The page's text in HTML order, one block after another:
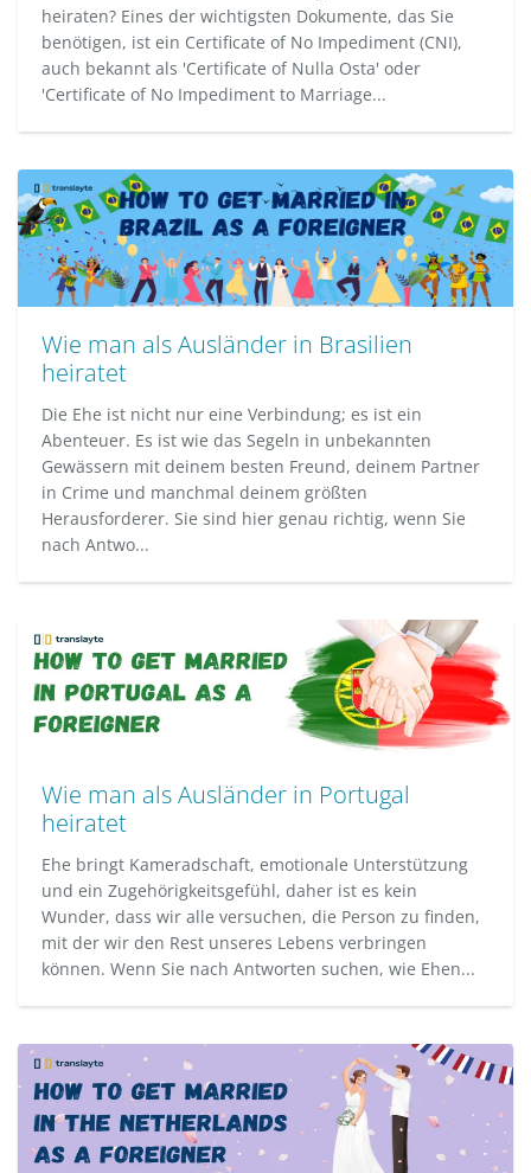
heiraten? Eines der wichtigsten Dokumente, das Sie
benötigen, ist ein Certificate of No Impediment (CNI),
auch bekannt als 'Certificate of Nulla Osta' oder
'Certificate of No Impediment to Marriage...
Wie man als Ausländer in Brasilien
heiratet
Die Ehe ist nicht nur eine Verbindung; es ist ein
Abenteuer. Es ist wie das Segeln in unbekannten
Gewässern mit deinem besten Freund, deinem Partner
in Crime und manchmal deinem größten
Herausforderer. Sie sind hier genau richtig, wenn Sie
nach Antwo...
Wie man als Ausländer in Portugal
heiratet
Ehe bringt Kameradschaft, emotionale Unterstützung
und ein Zugehörigkeitsgefühl, daher ist es kein
Wunder, dass wir alle versuchen, die Person zu finden,
mit der wir den Rest unseres Lebens verbringen
können. Wenn Sie nach Antworten suchen, wie Ehen...